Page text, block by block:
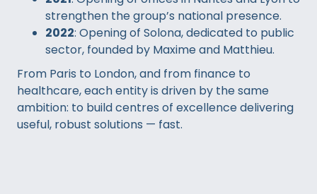
strengthen the group’s national presence.
2022: Opening of Solona, dedicated to public
sector, founded by Maxime and Matthieu.
From Paris to London, and from finance to
healthcare, each entity is driven by the same
ambition: to build centres of excellence delivering
useful, robust solutions — fast.